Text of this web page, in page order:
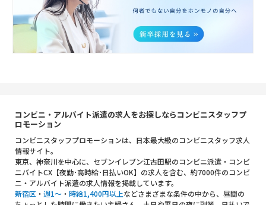
コンビニ・アルバイト派遣の求人をお探しならコンビニスタッフプ
ロモーション
コンビニスタッフプロモーションは、日本最大級のコンビニスタッフ求人
情報サイト。
東京、神奈川を中心に、セブンイレブン江古田駅のコンビニ派遣・コンビ
ニバイトCX【夜勤･高時給･日払いOK】の求人を含む、約7000件のコンビ
ニ・アルバイト派遣の求人情報を掲載しています。
新宿区 ・ 週1～ ・ 時給1,400円以上などさまざまな条件の中から、昼間の